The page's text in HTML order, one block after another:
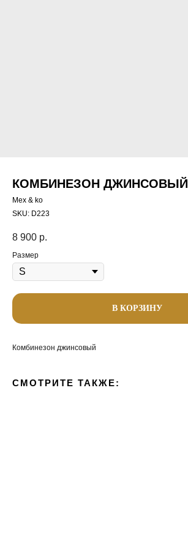
КОМБИНЕЗОН ДЖИНСОВЫЙ
Mex & ko
SKU: D223
8 900 р.
Размер
В КОРЗИНУ
Комбинезон джинсовый
СМОТРИТЕ ТАКЖЕ: